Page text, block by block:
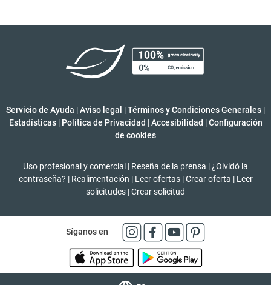
Servicio de Ayuda |Aviso legal |Términos y Condiciones Generales |
Estadísticas | Política de Privacidad | Accesibilidad | Configuración
de cookies
Uso profesional y comercial | Reseña de la prensa | ¿Olvidó la
contraseña? | Realimentación | Leer ofertas | Crear oferta | Leer
solicitudes |Crear solicitud
Síganos en